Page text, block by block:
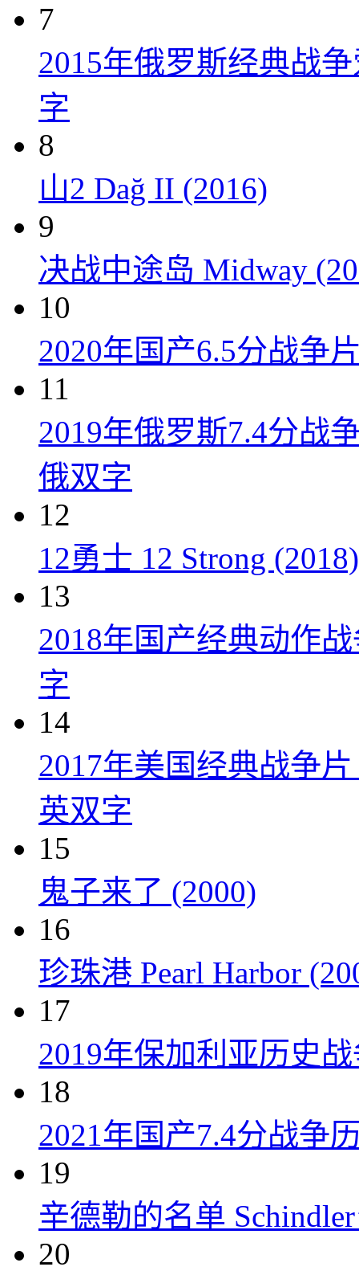
7
2015年俄罗斯经典战
字
8
山2 Dağ II (2016)
9
决战中途岛 Midway
10
2020年国产6.5分战争
11
2019年俄罗斯7.4分战
俄双字
12
12勇士 12 Strong (2018)
13
2018年国产经典动作
字
14
2017年美国经典战争
英双字
15
鬼子来了 (2000)
16
珍珠港 Pearl Harbor
17
2019年保加利亚历史
18
2021年国产7.4分战争
19
辛德勒的名单
20